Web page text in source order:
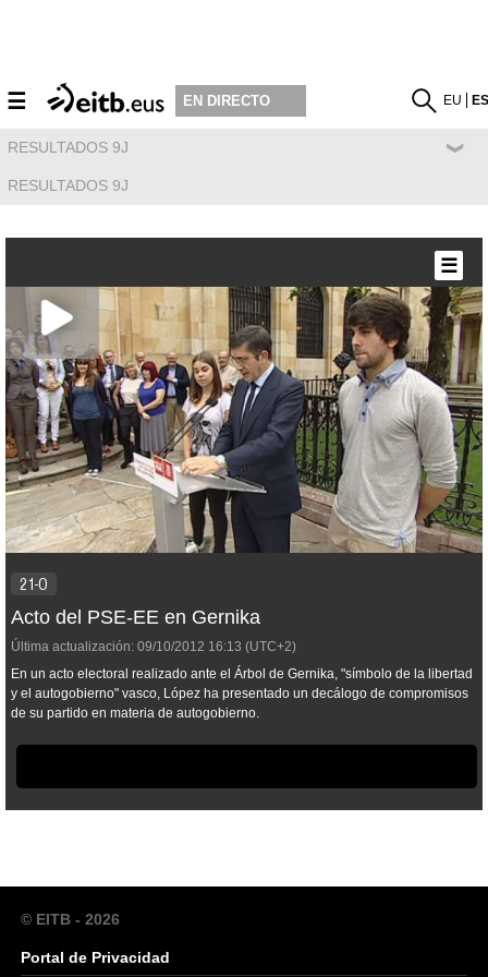
☰ EN DIRECTO EU
RESULTADOS 9J
RESULTADOS 9J
21-O
Acto del PSE-EE en Gernika
Última actualización: 09/10/2012 16:13 (UTC+2)
En un acto electoral realizado ante el Árbol de Gernika, "símbolo de la libertad
y el autogobierno" vasco, López ha presentado un decálogo de compromisos
de su partido en materia de autogobierno.
☰
© EITB - 2026
Portal de Privacidad